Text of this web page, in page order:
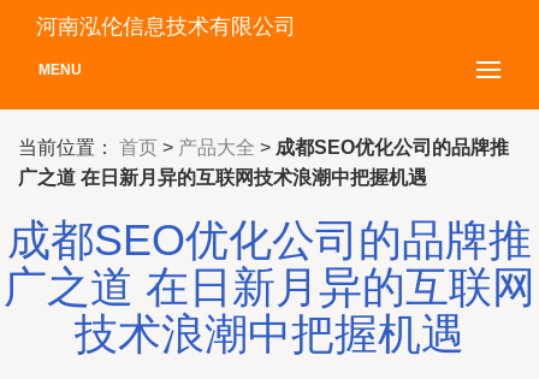
河南泓伦信息技术有限公司
MENU
当前位置： 首页 > 产品大全 > 成都SEO优化公司的品牌推
广之道 在日新月异的互联网技术浪潮中把握机遇
成都SEO优化公司的品牌推
广之道 在日新月异的互联网
技术浪潮中把握机遇